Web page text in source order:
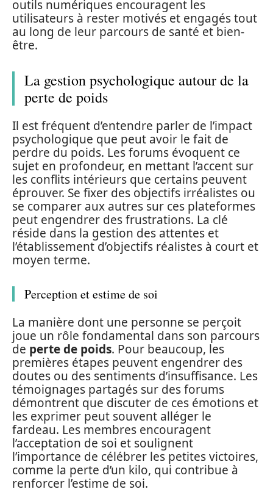
outils numériques encouragent les
utilisateurs à rester motivés et engagés tout
au long de leur parcours de santé et bien-
être.
La gestion psychologique autour de la
perte de poids
Il est fréquent d’entendre parler de l’impact
psychologique que peut avoir le fait de
perdre du poids. Les forums évoquent ce
sujet en profondeur, en mettant l’accent sur
les conflits intérieurs que certains peuvent
éprouver. Se fixer des objectifs irréalistes ou
se comparer aux autres sur ces plateformes
peut engendrer des frustrations. La clé
réside dans la gestion des attentes et
l’établissement d’objectifs réalistes à court et
moyen terme.
Perception et estime de soi
La manière dont une personne se perçoit
joue un rôle fondamental dans son parcours
de perte de poids. Pour beaucoup, les
premières étapes peuvent engendrer des
doutes ou des sentiments d’insuffisance. Les
témoignages partagés sur des forums
démontrent que discuter de ces émotions et
les exprimer peut souvent alléger le
fardeau. Les membres encouragent
l’acceptation de soi et soulignent
l’importance de célébrer les petites victoires,
comme la perte d’un kilo, qui contribue à
renforcer l’estime de soi.